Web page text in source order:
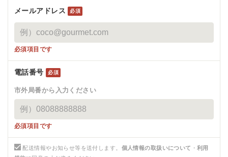
メールアドレス 必須
必須項目です
電話番号 必須
市外局番から入力ください
必須項目です
配送情報やお知らせ等を送付します。 個人情報の取扱いについて ・利用